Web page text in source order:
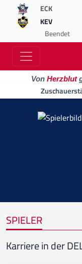
ECK
KEV
Beendet
Von Herzblut
SPIELER
Karriere in der